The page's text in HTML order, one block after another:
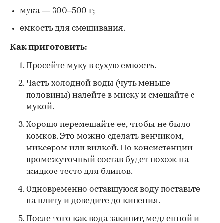
мука — 300–500 г;
емкость для смешивания.
Как приготовить:
Просейте муку в сухую емкость.
Часть холодной воды (чуть меньше
половины) налейте в миску и смешайте с
мукой.
Хорошо перемешайте ее, чтобы не было
комков. Это можно сделать венчиком,
миксером или вилкой. По консистенции
промежуточный состав будет похож на
жидкое тесто для блинов.
Одновременно оставшуюся воду поставьте
на плиту и доведите до кипения.
После того как вода закипит, медленной и